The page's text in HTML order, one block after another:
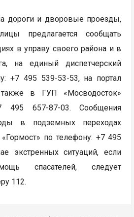
дороги и дворовые проезды,
предлагается сообщать
в управу своего района и в
на единый диспетчерский
+7 495 539-53-53, на портал
в ГУП «Мосводосток»
495 657-87-03. Сообщения
в подземных переходах
по телефону: +7 495
экстренных ситуаций, если
спасателей, следует
112.